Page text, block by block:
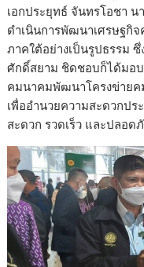
เอกประยุทธ์ จันทรโอชา
ดำเนินการพัฒนาเศรษฐกิ
ภาคใต้อย่างเป็นรูปธรรม
ศักดิ์สยาม ชิดชอบก็ได้มอบ
คมนาคมพัฒนาโครงข่ายค
เพื่ออำนวยความสะดวกป
สะดวก รวดเร็ว และปลอด